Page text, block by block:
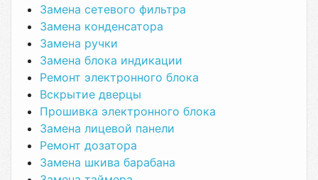
Замена сетевого фильтра
Замена конденсатора
Замена ручки
Замена блока индикации
Ремонт электронного блока
Вскрытие дверцы
Прошивка электронного блока
Замена лицевой панели
Ремонт дозатора
Замена шкива барабана